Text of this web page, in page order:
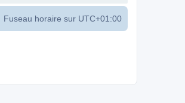
Fuseau horaire sur UTC+01:00